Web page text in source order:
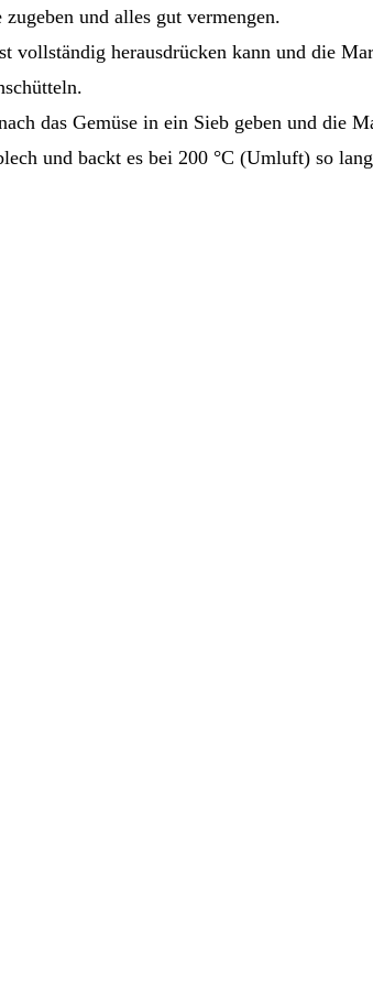
und alles gut vermengen.
herausdrücken kann und die
das Gemüse in ein Sieb geben und die
und backt es bei 200 °C (Umluft) so